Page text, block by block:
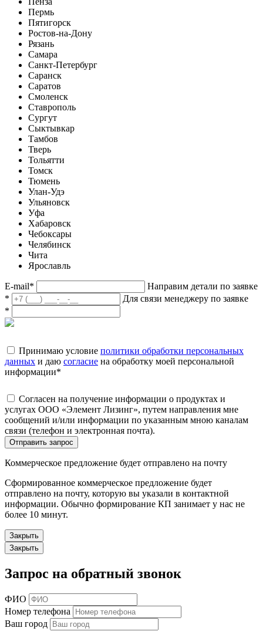
Пермь
Пятигорск
Ростов-на-Дону
Рязань
Самара
Санкт-Петербург
Саранск
Саратов
Смоленск
Ставрополь
Сургут
Сыктывкар
Тамбов
Тверь
Тольятти
Томск
Тюмень
Улан-Удэ
Ульяновск
Уфа
Хабаровск
Чебоксары
Челябинск
Чита
Ярославль
E-mail*
Направим детали по заявке
*
Для связи менеджеру по заявке
*
Принимаю условие политики обработки персональных
данных и даю согласие на обработку моей персональной
информации*
Согласен на получение информации о продуктах и
услугах ООО «Элемент Лизинг», путем направления мне
сообщений и/или информации по указанным мною каналам
связи (телефон и электронная почта).
Отправить запрос
Коммерческое предложение будет отправлено на почту
Сформированное коммерческое предложение будет
отправлено на почту, которую вы указали в контактной
информации. Обычно формирование КП занимает у нас не
более 10 минут.
Закрыть
Закрыть
Запрос на обратный звонок
ФИО
Номер телефона
Ваш город